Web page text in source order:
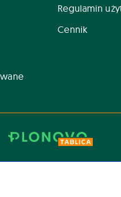
Regulamin
Cennik